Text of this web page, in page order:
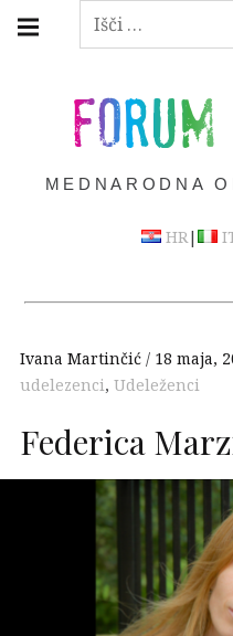
Išči:
Skip
MEDNARODNA
HR|
navigation
Ivana Martinčić 18 maja,
udelezenci, Udeleženci
Federica